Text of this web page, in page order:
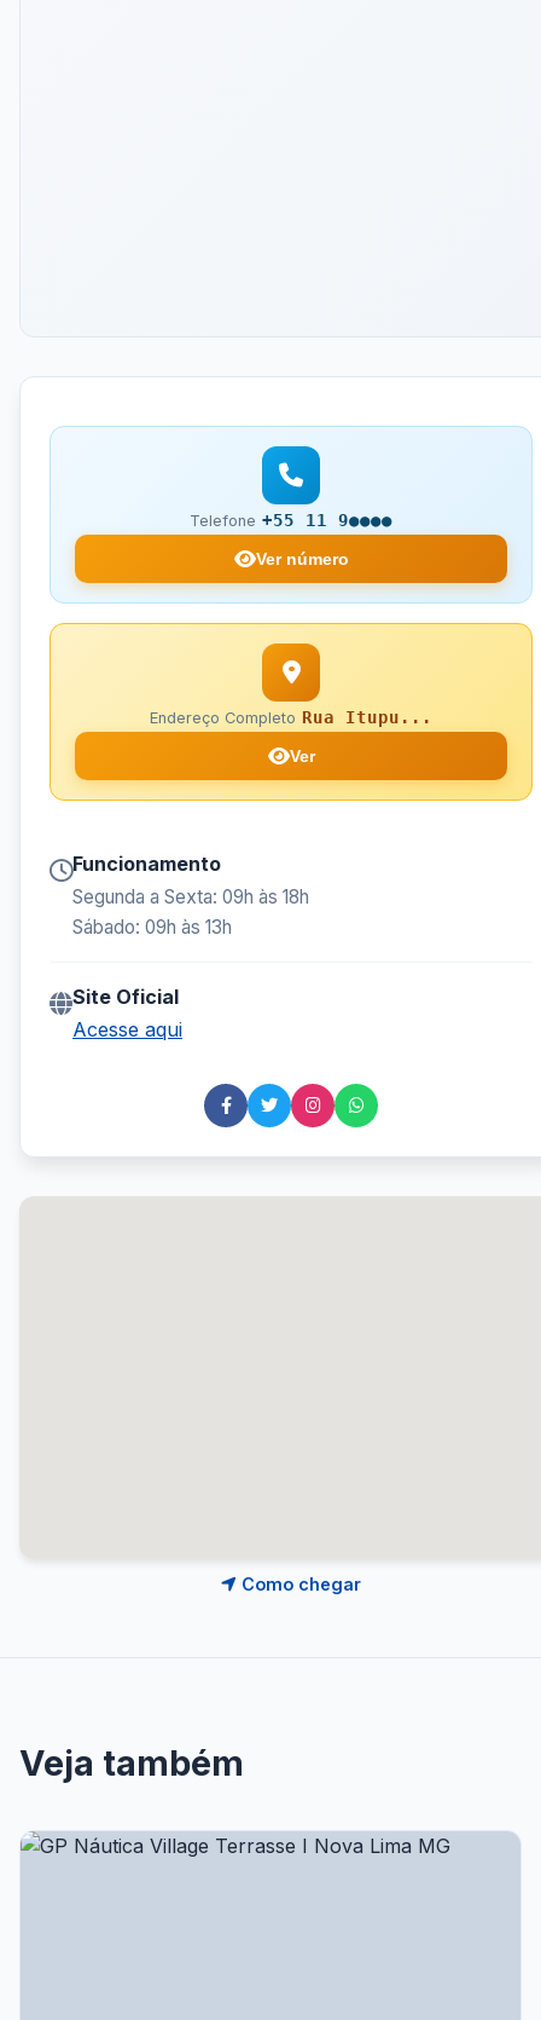
Telefone +55 11 9●●●●
Ver número
Endereço Completo Rua Itupu...
Ver
Funcionamento
Segunda a Sexta: 09h às 18h
Sábado: 09h às 13h
Site Oficial
Acesse aqui
Como chegar
Veja também